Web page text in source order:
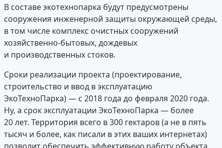
В составе экотехнопарка будут предусмотрены
сооружения инженерной защиты окружающей среды,
в том числе комплекс очистных сооружений
хозяйственно-бытовых, дождевых
и производственных стоков.
Сроки реализации проекта (проектирование,
строительство и ввод в эксплуатацию
ЭкоТехноПарка) — с 2018 года до февраля 2020 года.
Ну, а срок эксплуатации ЭкоТехноПарка — более
20 лет. Территория всего в 300 гектаров (а не в пять
тысяч и более, как писали в этих ваших интернетах)